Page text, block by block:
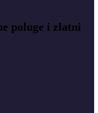
poluge i zlatni